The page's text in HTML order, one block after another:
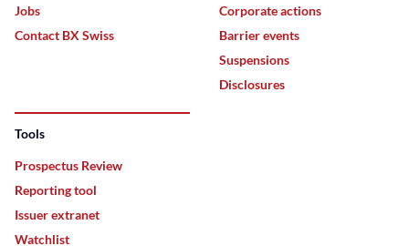
Jobs
Contact BX Swiss
Corporate actions
Barrier events
Suspensions
Disclosures
Tools
Prospectus Review
Reporting tool
Issuer extranet
Watchlist